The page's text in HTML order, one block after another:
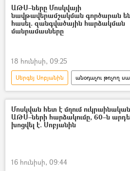
Հակաօդային պաշտպանություն (ՀՕՊ)
անօդաչու թռչող սարք (ԱԹՍ)
ԱԹՍ–ները Մոսկվայի
նավթավերամշակման գործարան
հասել. զանգվածային հարձակման
մանրամասները
18 հունիսի, 09:25
Սերգեյ Սոբյանին
անօդաչու թռչող
Մոսկվա
Ուկրաինա
Մոսկվան հետ է մղում ուկրաինական
ԱԹՍ–ների հարձակումը, 60–ն
խոցվել է. Սոբյանին
16 հունիսի, 09:44